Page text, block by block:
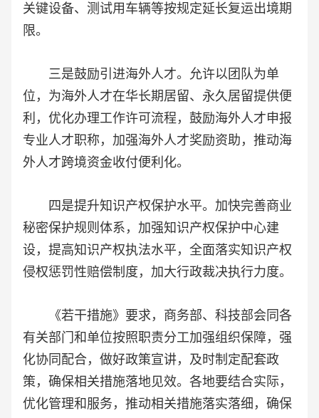
关键设备、测试用车辆等按规定延长复运出境期
限。
三是鼓励引进海外人才。允许以团队为单
位，为海外人才在华长期居留、永久居留提供便
利，优化办理工作许可流程，鼓励海外人才申报
专业人才职称，加强海外人才奖励资助，推动海
外人才跨境资金收付便利化。
四是提升知识产权保护水平。加快完善商业
秘密保护规则体系，加强知识产权保护中心建
设，提高知识产权执法水平，全面落实知识产权
侵权惩罚性赔偿制度，加大行政裁决执行力度。
《若干措施》要求，商务部、科技部会同各
有关部门和单位按照职责分工加强组织保障，强
化协同配合，做好政策宣讲，及时制定配套政
策，确保相关措施落地见效。各地要结合实际，
优化管理和服务，推动相关措施落实落细，确保